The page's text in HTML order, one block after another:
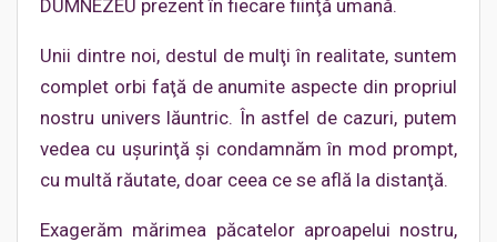
DUMNEZEU prezent în fiecare fiinţă umană.
Unii dintre noi, destul de mulţi în realitate, suntem
complet orbi faţă de anumite aspecte din propriul
nostru univers lăuntric. În astfel de cazuri, putem
vedea cu uşurinţă şi condamnăm în mod prompt,
cu multă răutate, doar ceea ce se află la distanţă.
Exagerăm mărimea păcatelor aproapelui nostru,